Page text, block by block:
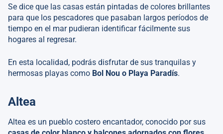
Se dice que las casas están pintadas de colores brillantes
para que los pescadores que pasaban largos períodos de
tiempo en el mar pudieran identificar fácilmente sus
hogares al regresar.
En esta localidad, podrás disfrutar de sus tranquilas y
hermosas playas como Bol Nou o Playa Paradís.
Altea
Altea es un pueblo costero encantador, conocido por sus